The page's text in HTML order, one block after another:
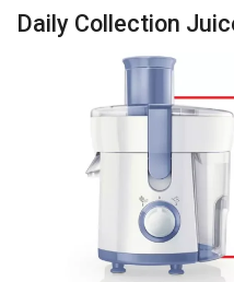
Daily Collection